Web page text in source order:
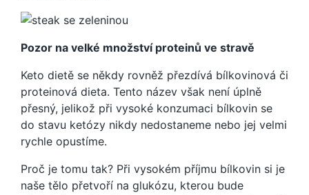
Pozor na velké množství proteinů ve stravě
Keto dietě se někdy rovněž přezdívá bílkovinová či
proteinová dieta. Tento název však není úplně
přesný, jelikož při vysoké konzumaci bílkovin se
do stavu ketózy nikdy nedostaneme nebo jej velmi
rychle opustíme.
Proč je tomu tak? Při vysokém příjmu bílkovin si je
naše tělo přetvoří na glukózu, kterou bude